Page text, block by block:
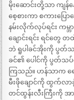
မိုးဆောင်းတို့သာ ကျ
စေ့စားကာ စကားပ
နမ်းလိုက်လုပ်ရင်း ကမ္ဘ
ချောင်းရင်း ရင်တွေ
ဘဲ ရူပါခင်အိုးကို ပွတ်သ
ခင်၏ ပေါင်ကို ပွတ်သပ်
ကြသည်။ ဟန်သာက ရ
မီးဖိုချောင်ကို ထွက်
တင်ထွန်းလီးကြီးကို အ